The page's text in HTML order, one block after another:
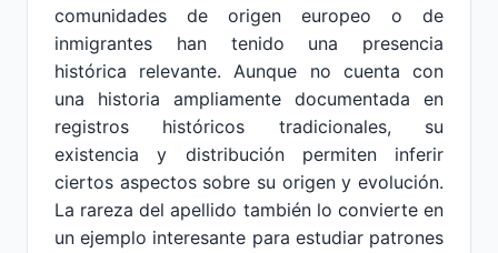
comunidades de origen europeo o de
inmigrantes han tenido una presencia
histórica relevante. Aunque no cuenta con
una historia ampliamente documentada en
registros históricos tradicionales, su
existencia y distribución permiten inferir
ciertos aspectos sobre su origen y evolución.
La rareza del apellido también lo convierte en
un ejemplo interesante para estudiar patrones